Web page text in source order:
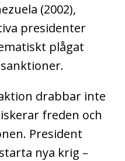
(2002),
presidenter
plågat
drabbar inte
freden och
President
nya krig –